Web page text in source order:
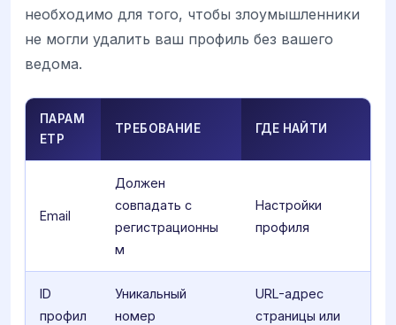
необходимо для того, чтобы злоумышленники
не могли удалить ваш профиль без вашего
ведома.
ПАРАМ
ЕТР
ТРЕБОВАНИЕ ГДЕ НАЙТИ
Email
Должен
совпадать с
регистрационны
м
Настройки
профиля
ID
профил
Уникальный
номер
URL-адрес
страницы или